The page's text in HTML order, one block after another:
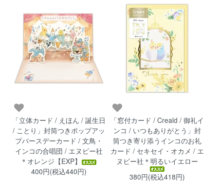
「立体カード / えほん / 誕生日
/ ことり」封筒つきポップアッ
プバースデーカード / 文鳥・
インコの合唱団 / エヌビー社
＊オレンジ【EXP】
400円(税込440円)
「窓付カード / Creald / 御礼イ
ンコ / いつもありがとう」封
筒つき寄り添うインコのお礼
カード / セキセイ・オカメ / エ
ヌビー社＊明るいイエロー
380円(税込418円)